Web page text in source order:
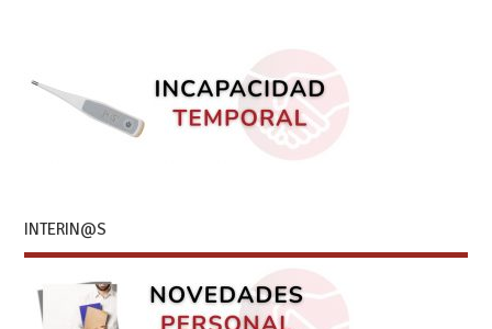
INTERIN@S